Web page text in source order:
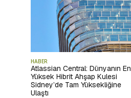
HABER
Atlassian Central: Dünyanın En
Yüksek Hibrit Ahşap Kulesi
Sidney’de Tam Yüksekliğine
Ulaştı